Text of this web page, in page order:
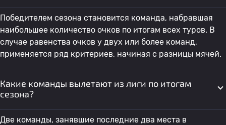
Победителем сезона становится команда, набравшая
наибольшее количество очков по итогам всех туров. В
случае равенства очков у двух или более команд,
применяется ряд критериев, начиная с разницы мячей.
Какие команды вылетают из лиги по итогам
сезона?
Две команды, занявшие последние два места в